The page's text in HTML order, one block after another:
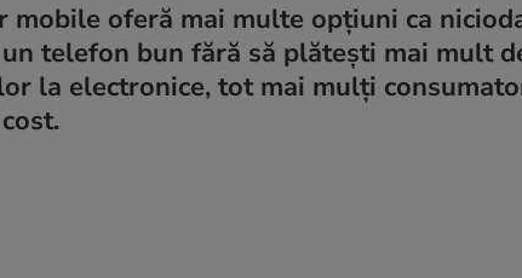
oferă mai multe opțiuni ca
telefon bun fără să plătești mai mult
la electronice, tot mai mulți